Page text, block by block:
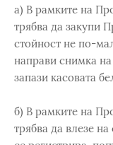
а) В рамките на
трябва да закупи
стойност не по-
направи снимка
запази касовата
б) В рамките на
трябва да влезе